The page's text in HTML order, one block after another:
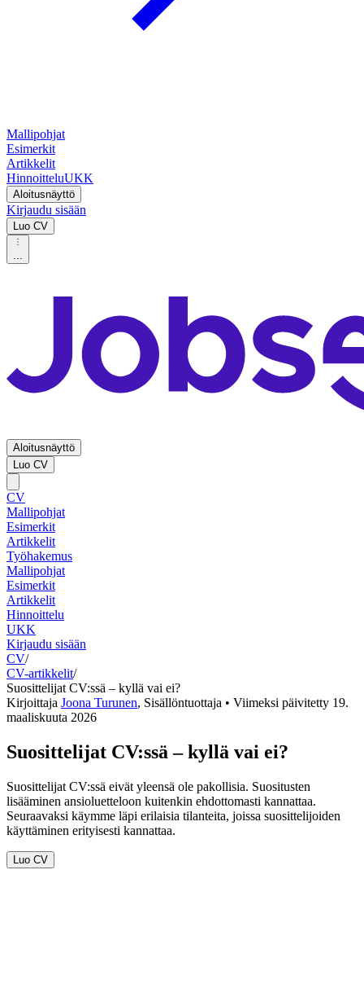
Mallipohjat
Esimerkit
Artikkelit
HinnoitteluUKK
Aloitusnäyttö
Kirjaudu sisään
Luo CV
...
Aloitusnäyttö
Luo CV
CV
Mallipohjat
Esimerkit
Artikkelit
Työhakemus
Mallipohjat
Esimerkit
Artikkelit
Hinnoittelu
UKK
Kirjaudu sisään
CV/
CV-artikkelit/
Suosittelijat CV:ssä – kyllä vai ei?
Kirjoittaja Joona Turunen, Sisällöntuottaja • Viimeksi päivitetty 19.
maaliskuuta 2026
Suosittelijat CV:ssä – kyllä vai ei?
Suosittelijat CV:ssä eivät yleensä ole pakollisia. Suositusten
lisääminen ansioluetteloon kuitenkin ehdottomasti kannattaa.
Seuraavaksi käymme läpi erilaisia tilanteita, joissa suosittelijoiden
käyttäminen erityisesti kannattaa.
Luo CV